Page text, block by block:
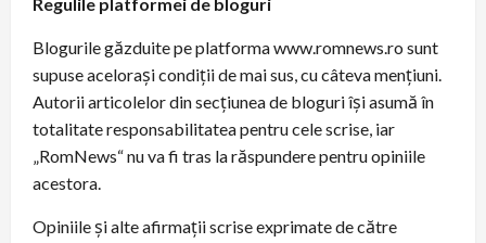
Blogurile găzduite pe platforma www.romnews.ro sunt
supuse aceloraşi condiţii de mai sus, cu câteva menţiuni.
Autorii articolelor din secţiunea de bloguri îşi asumă în
totalitate responsabilitatea pentru cele scrise, iar
„RomNews“ nu va fi tras la răspundere pentru opiniile
acestora.
Opiniile şi alte afirmaţii scrise exprimate de către